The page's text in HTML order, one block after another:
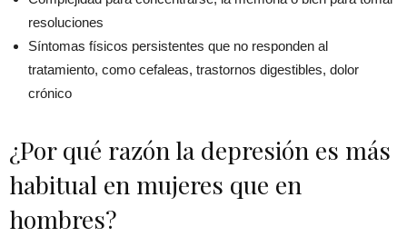
resoluciones
Síntomas físicos persistentes que no responden al
tratamiento, como cefaleas, trastornos digestibles, dolor
crónico
¿Por qué razón la depresión es más
habitual en mujeres que en
hombres?